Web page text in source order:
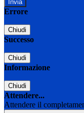
Errore
Chiudi
Successo
Chiudi
Informazione
Chiudi
Attendere...
Attendere il